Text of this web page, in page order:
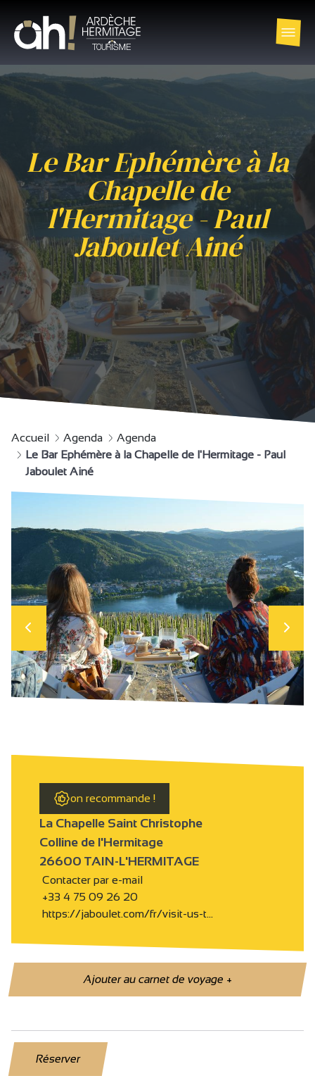
Le Bar Ephémère à la
Chapelle de
l'Hermitage - Paul
Jaboulet Ainé
Accueil Agenda
Agenda
Le Bar Ephémère à la Chapelle de l'Hermitage - Paul
Jaboulet Ainé
on recommande !
La Chapelle Saint Christophe
Colline de l'Hermitage
26600 TAIN-L'HERMITAGE
Contacter par e-mail
+33 4 75 09 26 20
https://jaboulet.com/fr/visit-us-t…
Ajouter au carnet de voyage+
Réserver